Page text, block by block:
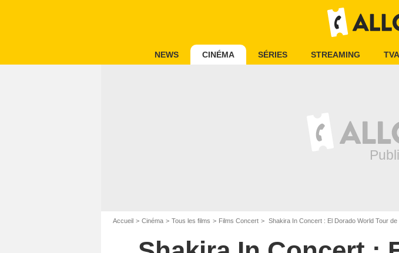
NEWS CINÉMA SÉRIES STREAMING
Accueil Cinéma Tous les films Films Concert Shakira In Concert : El Dorado World Tour de